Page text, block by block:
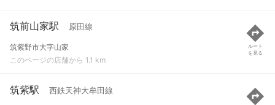
筑前山家駅 原田線
筑紫野市大字山家
このページの店舗から 1.1 km
ルート
を見る
筑紫駅 西鉄天神大牟田線